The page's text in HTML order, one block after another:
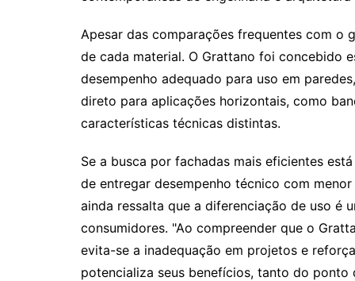
Apesar das comparações frequentes com o
de cada material. O Grattano foi concebido
desempenho adequado para uso em
direto para aplicações horizontais, como
características técnicas distintas.
Se a busca por fachadas mais eficientes
de entregar desempenho técnico com
ainda ressalta que a diferenciação de uso é
consumidores. "Ao compreender que o
evita-se a inadequação em projetos e
potencializa seus benefícios, tanto do